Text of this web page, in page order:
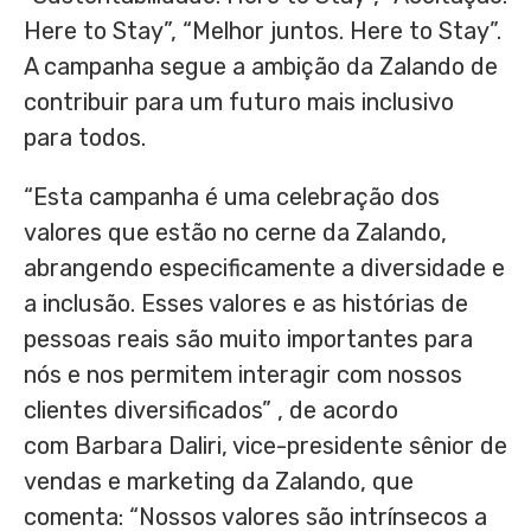
Here to Stay”, “Melhor juntos. Here to Stay”.
A campanha segue a ambição da Zalando de
contribuir para um futuro mais inclusivo
para todos.
“Esta campanha é uma celebração dos
valores que estão no cerne da Zalando,
abrangendo especificamente a diversidade e
a inclusão. Esses valores e as histórias de
pessoas reais são muito importantes para
nós e nos permitem interagir com nossos
clientes diversificados” , de acordo
com Barbara Daliri, vice-presidente sênior de
vendas e marketing da Zalando, que
comenta: “Nossos valores são intrínsecos a